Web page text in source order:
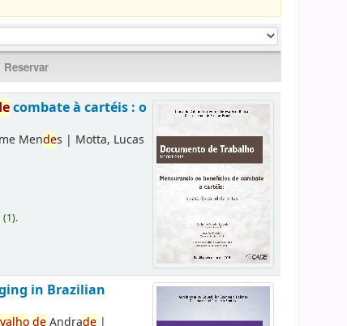
combate à cartéis : o
Mendes | Motta, Lucas
(1).
in Brazilian